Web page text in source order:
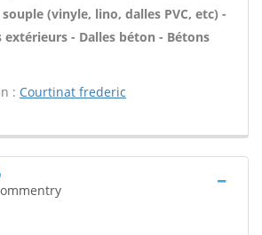
(vinyle, lino, dalles PVC, etc) -
extérieurs - Dalles béton - Bétons
: Courtinat frederic